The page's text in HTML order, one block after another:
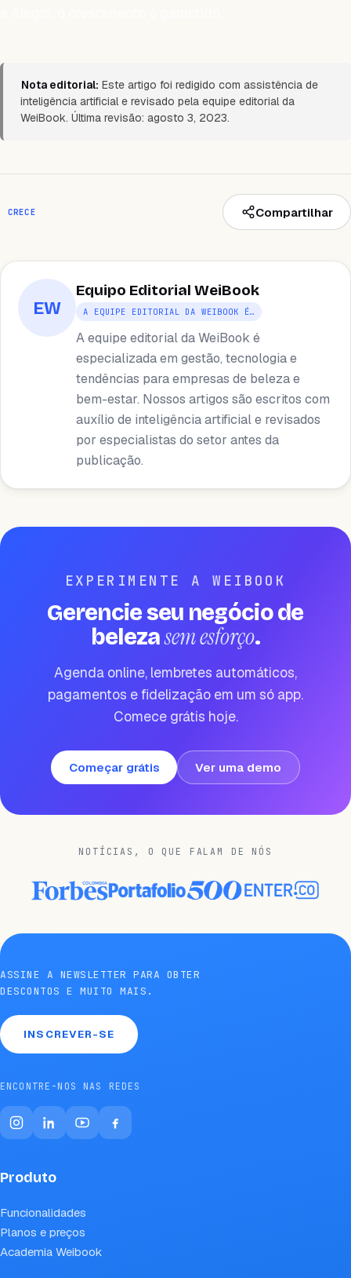
Nota editorial: Este artigo foi redigido com assistência de
inteligência artificial e revisado pela equipe editorial da
WeiBook. Última revisão: agosto 3, 2023.
CRECE Compartilhar
EW
Equipo Editorial WeiBook
A EQUIPE EDITORIAL DA WEIBOOK É…
A equipe editorial da WeiBook é
especializada em gestão, tecnologia e
tendências para empresas de beleza e
bem-estar. Nossos artigos são escritos com
auxílio de inteligência artificial e revisados ​​
por especialistas do setor antes da
publicação.
EXPERIMENTE A WEIBOOK
Gerencie seu negócio de
belezasem esforço.
Agenda online, lembretes automáticos,
pagamentos e fidelização em um só app.
Comece grátis hoje.
Começar grátis Ver uma demo
NOTÍCIAS, O QUE FALAM DE NÓS
ASSINE A NEWSLETTER PARA OBTER
DESCONTOS E MUITO MAIS.
INSCREVER-SE
ENCONTRE-NOS NAS REDES
Produto
Funcionalidades
Planos e preços
Academia Weibook